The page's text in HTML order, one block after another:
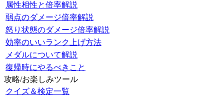
属性相性と倍率解説
弱点のダメージ倍率解説
怒り状態のダメージ倍率解説
効率のいいランク上げ方法
メダルについて解説
復帰時にやるべきこと
攻略/お楽しみツール
クイズ＆検定一覧